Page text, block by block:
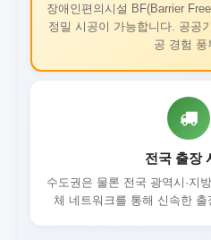
장애인편의시설 BF(Barrier
정밀 시공이 가능합니다. 공공
공 경험 풍
전국 출장
수도권은 물론 전국 광역시·지
체 네트워크를 통해 신속한 출